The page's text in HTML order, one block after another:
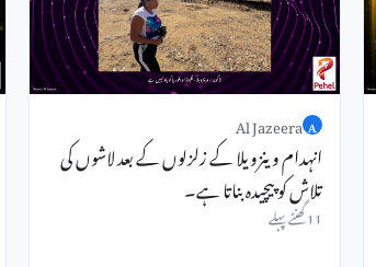
A
Al Jazeera
انہدام وینزویلا کے زلزلوں کے بعد لاشوں کی
تلاش کو پیچیدہ بناتا ہے۔
11 گھنٹے پہلے